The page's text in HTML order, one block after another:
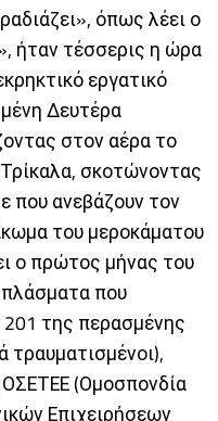
όπως λέει ο
ήταν τέσσερις η ώρα
εργατικό
Δευτέρα
στον αέρα το
σκοτώνοντας
που ανεβάζουν τον
του μεροκάματου
ο πρώτος μήνας του
που
της περασμένης
τραυματισμένοι),
(Ομοσπονδία